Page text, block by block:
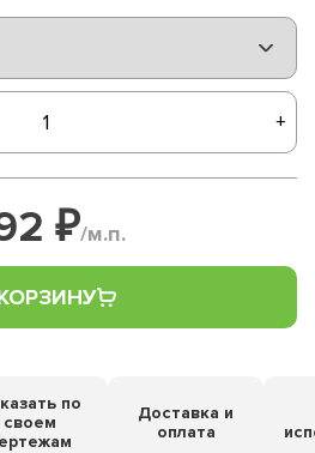
+
₽/м.п.
по
своем
Доставка и
оплата